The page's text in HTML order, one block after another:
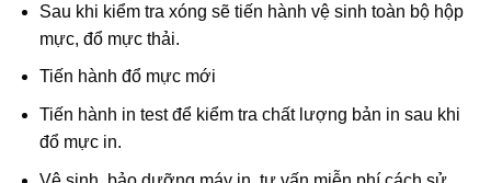
Sau khi kiểm tra xóng sẽ tiến hành vệ sinh toàn bộ hộp
mực, đổ mực thải.
Tiến hành đổ mực mới
Tiến hành in test để kiểm tra chất lượng bản in sau khi
đổ mực in.